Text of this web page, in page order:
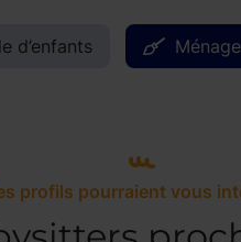
d’enfants Ménage
profils pourraient vous